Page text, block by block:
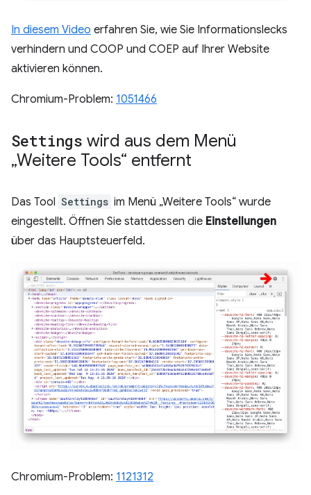
In diesem Video erfahren Sie, wie Sie Informationslecks
verhindern und COOP und COEP auf Ihrer Website
aktivieren können.
Chromium-Problem: 1051466
Settings wird aus dem Menü
„Weitere Tools“ entfernt
Das Tool Settings im Menü „Weitere Tools“ wurde
eingestellt. Öffnen Sie stattdessen die Einstellungen
über das Hauptsteuerfeld.
Chromium-Problem: 1121312